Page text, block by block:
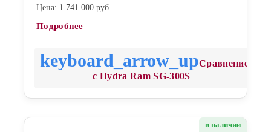
Цена: 1 741 000 руб.
Подробнее
Сравнение
с Hydra Ram SG-300S
в наличии